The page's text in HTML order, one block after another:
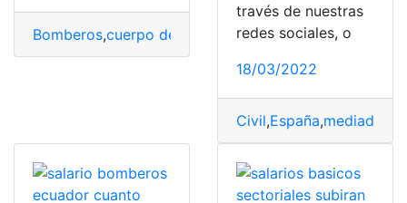
Bomberos,cuerpo de bomberos,España,españa
través de nuestras
redes sociales, o
18/03/2022
Civil,España,mediador